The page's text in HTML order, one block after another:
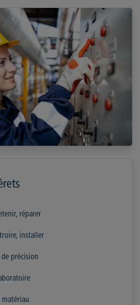
réparer
installer
précision
matériau